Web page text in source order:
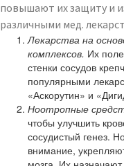
повышают их защиту и
различными мед.
Лекарства на
комплексов. Их
стенки сосудов
популярными
«Аскорутин» и
Ноотропные
чтобы улучшить
сосудистый генез.
внимание,